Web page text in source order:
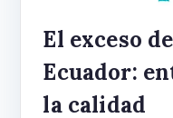
El exceso
Ecuador:
la calidad